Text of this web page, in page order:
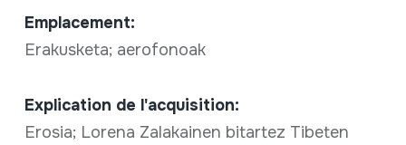
Emplacement:
Erakusketa; aerofonoak
Explication de l'acquisition:
Erosia; Lorena Zalakainen bitartez Tibeten